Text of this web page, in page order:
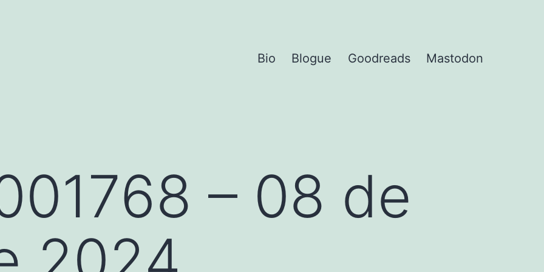
Bio Blogue Goodreads Mastodon
– 08 de